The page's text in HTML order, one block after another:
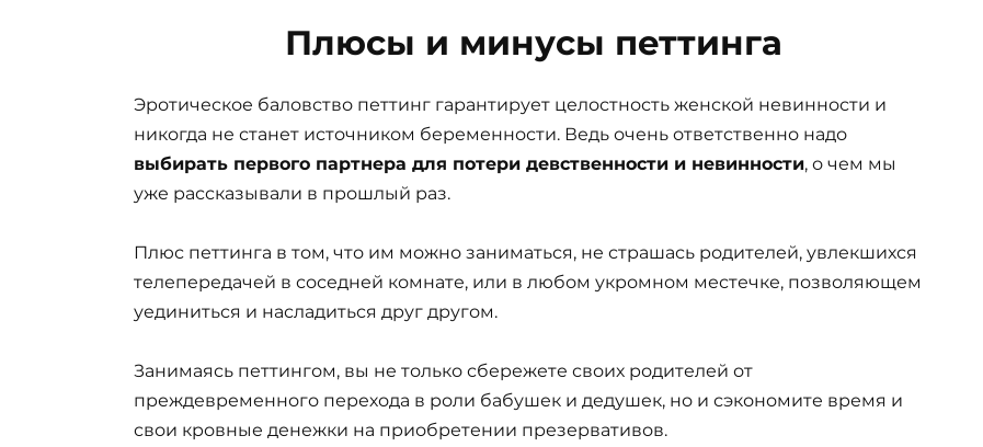
Плюсы и минусы петтинга
Эротическое баловство петтинг гарантирует целостность женской невинности и
никогда не станет источником беременности. Ведь очень ответственно надо
выбирать первого партнера для потери девственности и невинности, о чем мы
уже рассказывали в прошлый раз.
Плюс петтинга в том, что им можно заниматься, не страшась родителей, увлекшихся
телепередачей в соседней комнате, или в любом укромном местечке, позволяющем
уединиться и насладиться друг другом.
Занимаясь петтингом, вы не только сбережете своих родителей от
преждевременного перехода в роли бабушек и дедушек, но и сэкономите время и
свои кровные денежки на приобретении презервативов.